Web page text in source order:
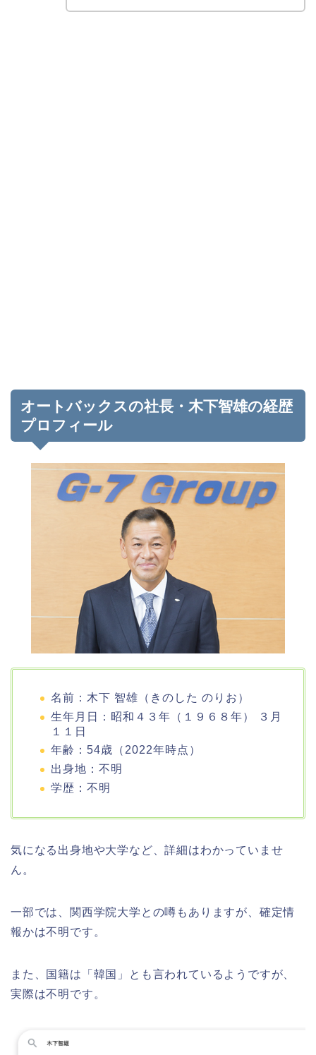
オートバックスの社長・木下智雄の経歴
プロフィール
名前：木下 智雄（きのした のりお）
生年月日：昭和４３年（１９６８年） ３月
１１日
年齢：54歳（2022年時点）
出身地：不明
学歴：不明
気になる出身地や大学など、詳細はわかっていませ
ん。
一部では、関西学院大学との噂もありますが、確定情
報かは不明です。
また、国籍は「韓国」とも言われているようですが、
実際は不明です。